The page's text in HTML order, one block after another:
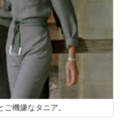
ご機嫌なタニア。